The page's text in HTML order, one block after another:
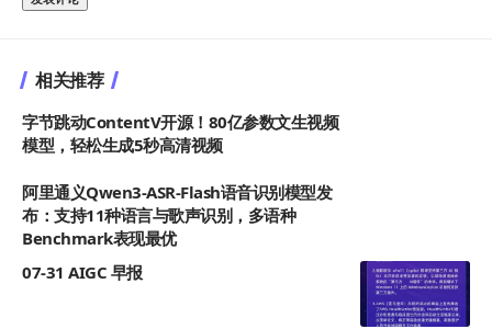
相关推荐
字节跳动ContentV开源！80亿参数文生视频
模型，轻松生成5秒高清视频
阿里通义Qwen3-ASR-Flash语音识别模型发
布：支持11种语言与歌声识别，多语种
Benchmark表现最优
07-31 AIGC 早报